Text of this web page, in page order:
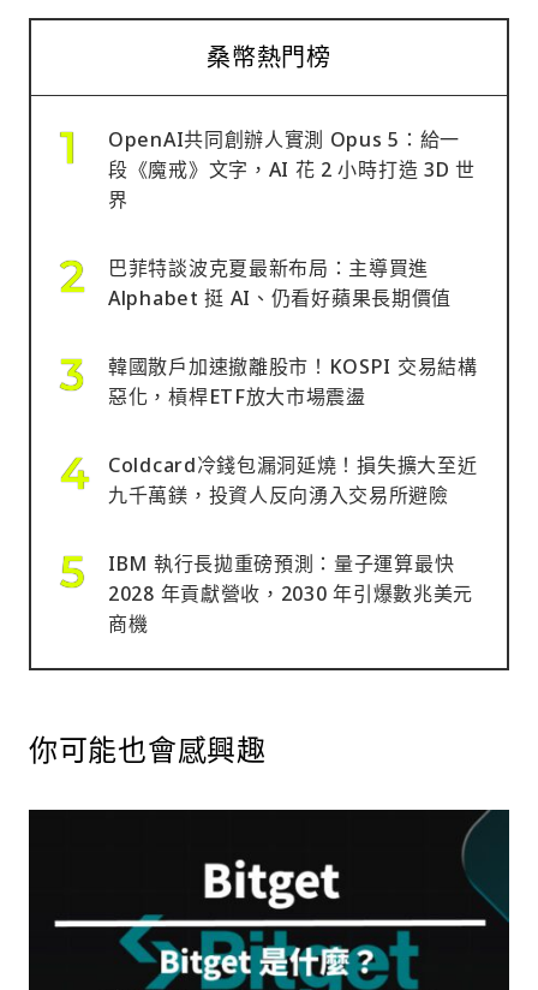
桑幣熱門榜
OpenAI共同創辦人實測 Opus 5：給一
段《魔戒》文字，AI 花 2 小時打造 3D 世
界
巴菲特談波克夏最新布局：主導買進
Alphabet 挺 AI、仍看好蘋果長期價值
韓國散戶加速撤離股市！KOSPI 交易結構
惡化，槓桿ETF放大市場震盪
Coldcard冷錢包漏洞延燒！損失擴大至近
九千萬鎂，投資人反向湧入交易所避險
IBM 執行長拋重磅預測：量子運算最快
2028 年貢獻營收，2030 年引爆數兆美元
商機
你可能也會感興趣